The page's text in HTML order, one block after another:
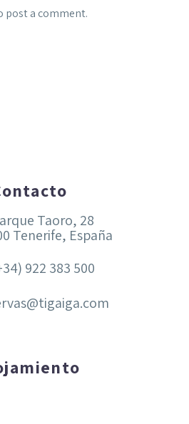
post a comment.
Taoro, 28
Tenerife, España
922 383 500